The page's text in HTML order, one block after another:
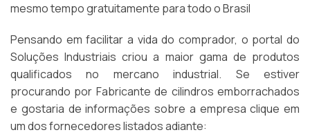
mesmo tempo gratuitamente para todo o Brasil
Pensando em facilitar a vida do comprador, o portal do
Soluções Industriais criou a maior gama de produtos
qualificados no mercano industrial. Se estiver
procurando por Fabricante de cilindros emborrachados
e gostaria de informações sobre a empresa clique em
um dos fornecedores listados adiante: